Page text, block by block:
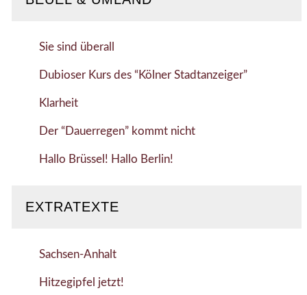
Sie sind überall
Dubioser Kurs des “Kölner Stadtanzeiger”
Klarheit
Der “Dauerregen” kommt nicht
Hallo Brüssel! Hallo Berlin!
EXTRATEXTE
Sachsen-Anhalt
Hitzegipfel jetzt!